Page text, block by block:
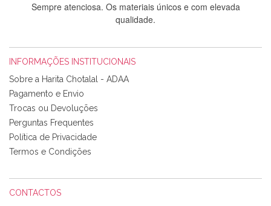
Sempre atenciosa. Os materiais únicos e com elevada
qualidade.
Tudo chegou em condições, pois os produtos vieram muito
bem acondicionados. Estou plenamente satisfeita com os
produtos adquiridos. Relativamente à bolsa, tem um tecido
com um padrão e cores muito bonitas e a execução está
perfeitíssima. Futuramente penso voltar a comprar na vossa
loja, têm excelentes artigos a um preço muito justo. A
INFORMAÇÕES INSTITUCIONAIS
Sobre a Harita Chotalal - ADAA
Pagamento e Envio
Trocas ou Devoluções
Perguntas Frequentes
Política de Privacidade
Termos e Condições
CONTACTOS